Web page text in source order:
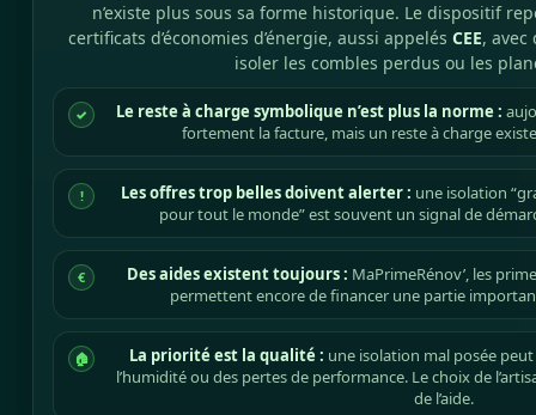
n’existe plus sous sa forme historique. Le dispositif
certificats d’économies d’énergie, aussi appelés CEE, avec
isoler les combles perdus ou les
✓ Le reste à charge symbolique n’est plus la norme :
fortement la facture, mais un reste à charge
! Les offres trop belles doivent alerter : une isolation
pour tout le monde” est souvent un signal de
€ Des aides existent toujours : MaPrimeRénov’, les
permettent encore de financer une partie
🏠 La priorité est la qualité : une isolation mal posée
l’humidité ou des pertes de performance. Le choix de
de l’aide.